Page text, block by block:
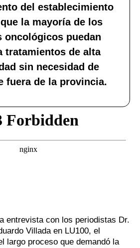
del establecimiento
la mayoría de los
oncológicos puedan
tratamientos de alta
sin necesidad de
fuera de la provincia.
entrevista con los periodistas Dr.
Villada en LU100, el
largo proceso que demandó la